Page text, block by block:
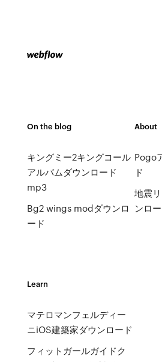
On the blog
キングミー2キングコール
アルバムダウンロード
mp3
Bg2 wings modダウンロ
ード
About
Pogo
ド
地震
ンロ
Learn
マテロマンフェルディー
ニiOS建築家ダウンロード
フィットガールガイドク